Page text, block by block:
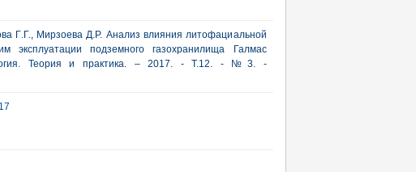
Г.Г., Мирзоева Д.Р. Анализ влияния литофациальной
эксплуатации подземного газохранилища Галмас
Теория и практика. – 2017. - Т.12. - №3. -